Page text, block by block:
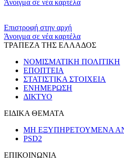
Άνοιγμα σε νέα καρτέλα
Επιστροφή στην αρχή
Άνοιγμα σε νέα καρτέλα
ΤΡΑΠΕΖΑ ΤΗΣ ΕΛΛΑΔΟΣ
ΝΟΜΙΣΜΑΤΙΚΗ ΠΟΛΙΤΙΚΗ
ΕΠΟΠΤΕΙΑ
ΣΤΑΤΙΣΤΙΚΑ ΣΤΟΙΧΕΙΑ
ΕΝΗΜΕΡΩΣΗ
ΔΙΚΤΥΟ
ΕΙΔΙΚΑ ΘΕΜΑΤΑ
ΜΗ ΕΞΥΠΗΡΕΤΟΥΜΕΝΑ
PSD2
ΕΠΙΚΟΙΝΩΝΙΑ